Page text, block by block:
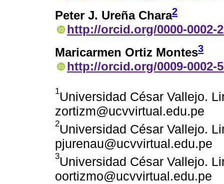
Peter J. Ureña Chara2
http://orcid.org/0000-0002-
Maricarmen Ortiz Montes3
http://orcid.org/0009-0002-
1Universidad César Vallejo.
zortizm@ucvvirtual.edu.pe
2Universidad César Vallejo.
pjurenau@ucvvirtual.edu.pe
3Universidad César Vallejo.
oortizmo@ucvvirtual.edu.pe